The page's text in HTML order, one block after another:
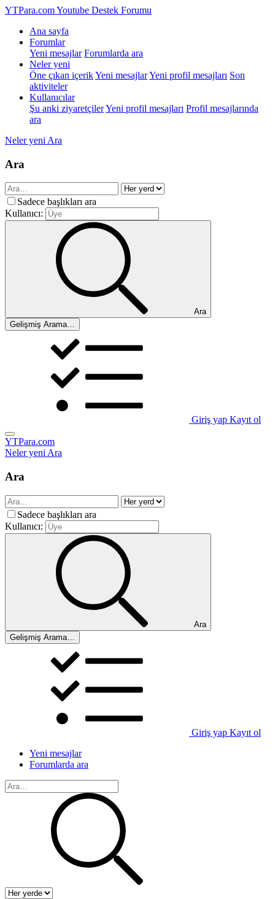
YTPara.comYoutube Destek Forumu
Ana sayfa
Forumlar
Yeni mesajlar Forumlarda ara
Neler yeni
Öne çıkan içerikYeni mesajlarYeni profil mesajları Son
aktiviteler
Kullanıcılar
Şu anki ziyaretçilerYeni profil mesajları Profil mesajlarında
ara
Neler yeni Ara
Ara
Sadece başlıkları ara
Kullanıcı:
Ara
Gelişmiş Arama…
Giriş yap Kayıt ol
YTPara.com
Neler yeniAra
Ara
Sadece başlıkları ara
Kullanıcı:
Ara
Gelişmiş Arama…
Giriş yap Kayıt ol
Yeni mesajlar
Forumlarda ara